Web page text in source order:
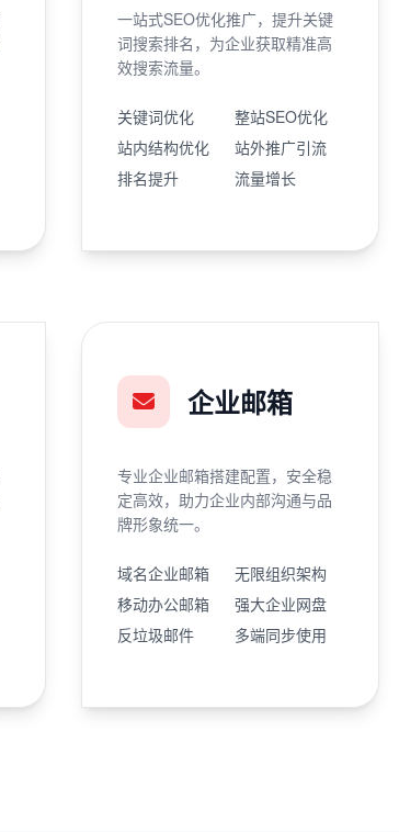
一站式SEO优化推广，提升关键
词搜索排名，为企业获取精准高
效搜索流量。
关键词优化
整站SEO优化
站内结构优化
站外推广引流
排名提升
流量增长
企业邮箱
专业企业邮箱搭建配置，安全稳
定高效，助力企业内部沟通与品
牌形象统一。
域名企业邮箱
无限组织架构
移动办公邮箱
强大企业网盘
反垃圾邮件
多端同步使用